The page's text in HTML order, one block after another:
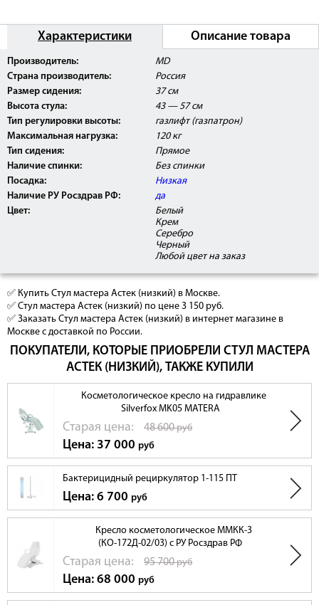
Характеристики Описание товара
Производитель:
MD
Страна производитель:
Россия
Размер сидения:
37 см
Высота стула:
43 — 57 см
Тип регулировки высоты:
газлифт (газпатрон)
Максимальная нагрузка:
120 кг
Тип сидения:
Прямое
Наличие спинки:
Без спинки
Посадка:
Низкая
Наличие РУ Росздрав РФ:
да
Цвет:
Белый
Крем
Серебро
Черный
Любой цвет на заказ
Данное изделие поставляется с Регистрационным
Удостоверением Росздравнадзора РФ и может быть
использовано в медицинских центрах, ЛПУ, а так же
косметологических и массажных кабинетах.
✅ Купить Стул мастера Астек (низкий) в Москве.
✅ Стул мастера Астек (низкий) по цене 3 150 руб.
✅ Заказать Стул мастера Астек (низкий) в интернет магазине в
Москве с доставкой по России.
ПОКУПАТЕЛИ, КОТОРЫЕ ПРИОБРЕЛИ СТУЛ МАСТЕРА
АСТЕК (НИЗКИЙ), ТАКЖЕ КУПИЛИ
Косметологическое кресло на гидравлике
Silverfox MK05 MATERA
Cтарая цена: 48 600руб
Цена: 37 000 руб
Бактерицидный рециркулятор 1-115 ПТ
Цена: 6 700 руб
Кресло косметологическое ММКК-3
(КО-172Д-02/03) с РУ Росздрав РФ
Cтарая цена: 95 700руб
Цена: 68 000 руб